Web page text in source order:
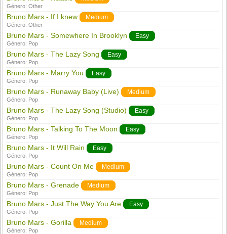
Género:Other
Bruno Mars - If I knew Medium
Género:Other
Bruno Mars - Somewhere In Brooklyn Easy
Género: Pop
Bruno Mars - The Lazy Song Easy
Género: Pop
Bruno Mars - Marry You Easy
Género: Pop
Bruno Mars - Runaway Baby (Live) Medium
Género: Pop
Bruno Mars - The Lazy Song (Studio) Easy
Género: Pop
Bruno Mars - Talking To The Moon Easy
Género: Pop
Bruno Mars - It Will Rain Easy
Género: Pop
Bruno Mars - Count On Me Medium
Género: Pop
Bruno Mars - Grenade Medium
Género: Pop
Bruno Mars - Just The Way You Are Easy
Género: Pop
Bruno Mars - Gorilla Medium
Género: Pop